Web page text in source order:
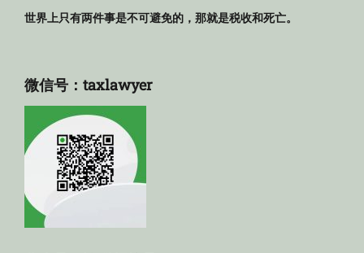
世界上只有两件事是不可避免的，那就是税收和死亡。
微信号：taxlawyer